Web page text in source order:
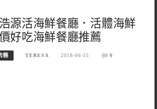
源活海鮮餐廳．活體海鮮
好吃海鮮餐廳推薦
麵 TERESA 2018-06-15 0